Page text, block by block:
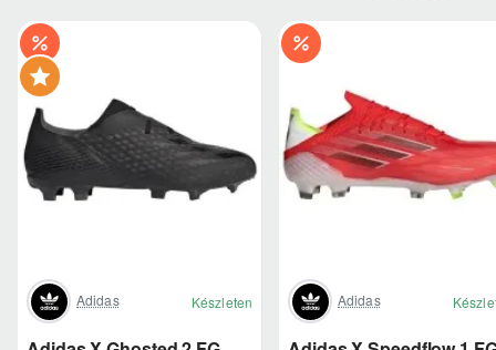
Adidas Készleten Adidas